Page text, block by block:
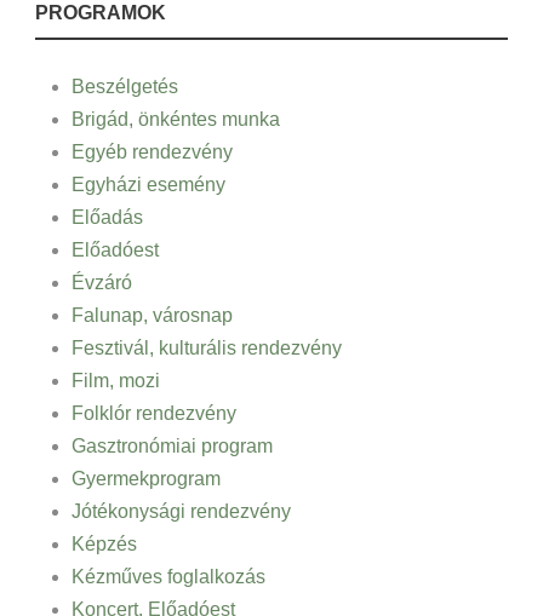
PROGRAMOK
Beszélgetés
Brigád, önkéntes munka
Egyéb rendezvény
Egyházi esemény
Előadás
Előadóest
Évzáró
Falunap, városnap
Fesztivál, kulturális rendezvény
Film, mozi
Folklór rendezvény
Gasztronómiai program
Gyermekprogram
Jótékonysági rendezvény
Képzés
Kézműves foglalkozás
Koncert, Előadóest